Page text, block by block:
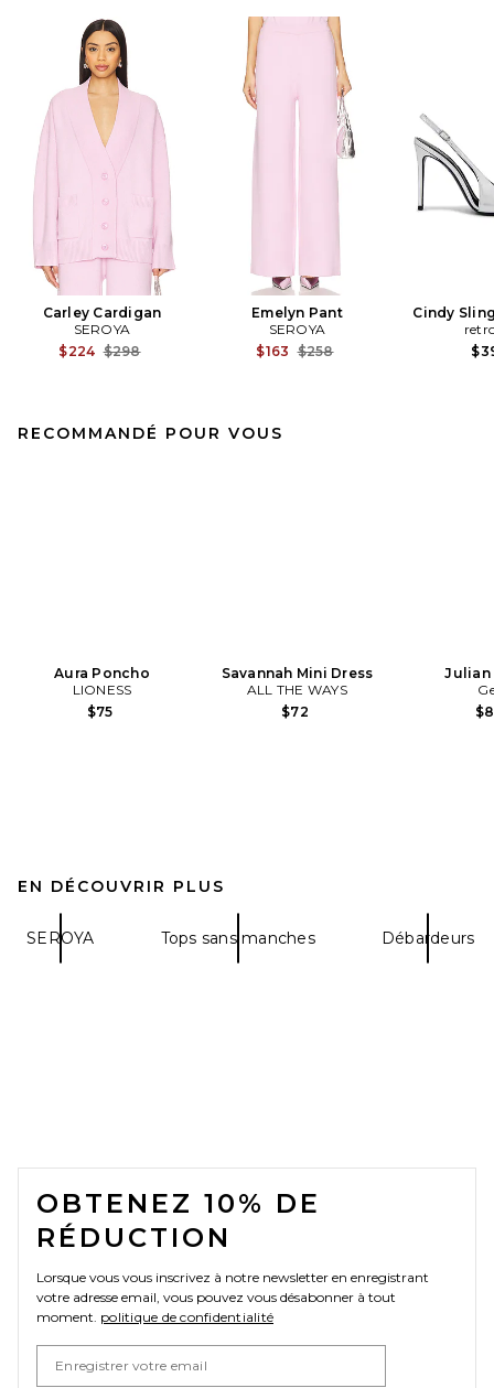
Carley Cardigan
SEROYA
$224 Previous price:
$298
Emelyn Pant
SEROYA
$163 Previous price:
$258
Cindy
RECOMMANDÉ POUR VOUS
Aura Poncho
LIONESS
$75
Savannah Mini Dress
ALL THE WAYS
$72
Julian
EN DÉCOUVRIR PLUS
SEROYA Tops sans manches Débardeurs
FOOTER
OBTENEZ 10% DE
RÉDUCTION
Lorsque vous vous inscrivez à notre newsletter en enregistrant
votre adresse email, vous pouvez vous désabonner à tout
moment. politique de confidentialité